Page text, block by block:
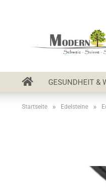
GESUNDHEIT &
Startseite » Edelsteine »